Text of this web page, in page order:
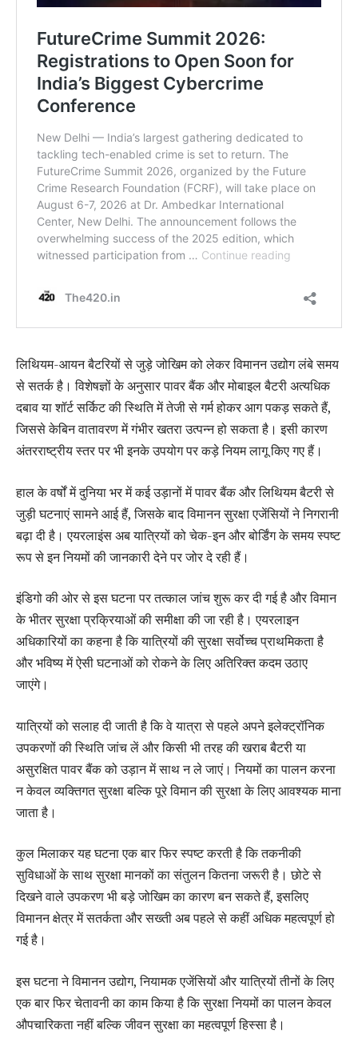
लिथियम-आयन बैटरियों से जुड़े जोखिम को लेकर विमानन उद्योग लंबे समय
से सतर्क है। विशेषज्ञों के अनुसार पावर बैंक और मोबाइल बैटरी अत्यधिक
दबाव या शॉर्ट सर्किट की स्थिति में तेजी से गर्म होकर आग पकड़ सकते हैं,
जिससे केबिन वातावरण में गंभीर खतरा उत्पन्न हो सकता है। इसी कारण
अंतरराष्ट्रीय स्तर पर भी इनके उपयोग पर कड़े नियम लागू किए गए हैं।
हाल के वर्षों में दुनिया भर में कई उड़ानों में पावर बैंक और लिथियम बैटरी से
जुड़ी घटनाएं सामने आई हैं, जिसके बाद विमानन सुरक्षा एजेंसियों ने निगरानी
बढ़ा दी है। एयरलाइंस अब यात्रियों को चेक-इन और बोर्डिंग के समय स्पष्ट
रूप से इन नियमों की जानकारी देने पर जोर दे रही हैं।
इंडिगो की ओर से इस घटना पर तत्काल जांच शुरू कर दी गई है और विमान
के भीतर सुरक्षा प्रक्रियाओं की समीक्षा की जा रही है। एयरलाइन
अधिकारियों का कहना है कि यात्रियों की सुरक्षा सर्वोच्च प्राथमिकता है
और भविष्य में ऐसी घटनाओं को रोकने के लिए अतिरिक्त कदम उठाए
जाएंगे।
यात्रियों को सलाह दी जाती है कि वे यात्रा से पहले अपने इलेक्ट्रॉनिक
उपकरणों की स्थिति जांच लें और किसी भी तरह की खराब बैटरी या
असुरक्षित पावर बैंक को उड़ान में साथ न ले जाएं। नियमों का पालन करना
न केवल व्यक्तिगत सुरक्षा बल्कि पूरे विमान की सुरक्षा के लिए आवश्यक माना
जाता है।
कुल मिलाकर यह घटना एक बार फिर स्पष्ट करती है कि तकनीकी
सुविधाओं के साथ सुरक्षा मानकों का संतुलन कितना जरूरी है। छोटे से
दिखने वाले उपकरण भी बड़े जोखिम का कारण बन सकते हैं, इसलिए
विमानन क्षेत्र में सतर्कता और सख्ती अब पहले से कहीं अधिक महत्वपूर्ण हो
गई है।
इस घटना ने विमानन उद्योग, नियामक एजेंसियों और यात्रियों तीनों के लिए
एक बार फिर चेतावनी का काम किया है कि सुरक्षा नियमों का पालन केवल
औपचारिकता नहीं बल्कि जीवन सुरक्षा का महत्वपूर्ण हिस्सा है।